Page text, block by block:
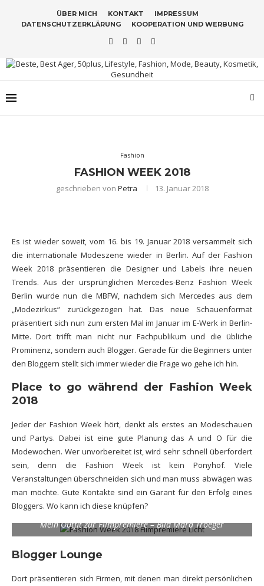
ÜBER MICH KONTAKT
IMPRESSUM
DATENSCHUTZERKLÄRUNG
KOOPERATION UND WERBUNG
Fashion
FASHION WEEK 2018
geschrieben von Petra 13. Januar 2018
Es ist wieder soweit, vom 16. bis 19. Januar 2018 versammelt sich
die internationale Modeszene wieder in Berlin. Auf der Fashion
Week 2018 präsentieren die Designer und Labels ihre neuen
Trends. Aus der ursprünglichen Mercedes-Benz Fashion Week
Berlin wurde nun die MBFW, nachdem sich Mercedes aus dem
„Modezirkus“ zurückgezogen hat. Das neue Schauenformat
präsentiert sich nun zum ersten Mal im Januar im E-Werk in Berlin-
Mitte. Dort trifft man nicht nur Fachpublikum und die übliche
Prominenz, sondern auch Blogger. Gerade für die Beginners unter
den Bloggern stellt sich immer wieder die Frage wo gehe ich hin.
Place to go während der Fashion Week
2018
Jeder der Fashion Week hört, denkt als erstes an Modeschauen
und Partys. Dabei ist eine gute Planung das A und O für die
Modewochen. Wer unvorbereitet ist, wird sehr schnell überfordert
sein, denn die Fashion Week ist kein Ponyhof. Viele
Veranstaltungen überschneiden sich und man muss abwägen was
man möchte. Gute Kontakte sind ein Garant für den Erfolg eines
Bloggers. Wo kann ich diese knüpfen?
Mein Outfit zur Filmpremiere – Bild Mara Troeger
Blogger Lounge
Dort präsentieren sich Firmen, mit denen man direkt persönlichen